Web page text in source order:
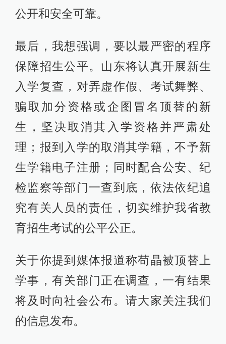
公开和安全可靠。
最后，我想强调，要以最严密的程序
保障招生公平。山东将认真开展新生
入学复查，对弄虚作假、考试舞弊、
骗取加分资格或企图冒名顶替的新
生，坚决取消其入学资格并严肃处
理；报到入学的取消其学籍，不予新
生学籍电子注册；同时配合公安、纪
检监察等部门一查到底，依法依纪追
究有关人员的责任，切实维护我省教
育招生考试的公平公正。
关于你提到媒体报道称苟晶被顶替上
学事，有关部门正在调查，一有结果
将及时向社会公布。请大家关注我们
的信息发布。